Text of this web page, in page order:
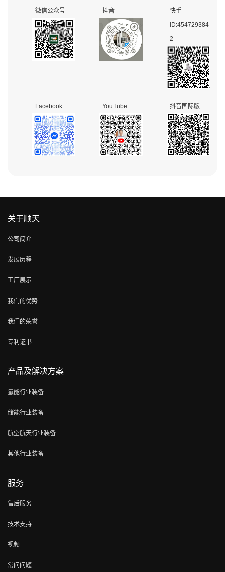
微信公众号 抖音
快手
ID:454729384
2
Facebook YouTube 抖音国际版
关于顺天
公司简介
发展历程
工厂展示
我们的优势
我们的荣誉
专利证书
产品及解决方案
氢能行业装备
储能行业装备
航空航天行业装备
其他行业装备
服务
售后服务
技术支持
视频
常问问题